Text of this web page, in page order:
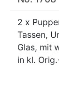
2 x
Tassen,
Glas, mit
in kl.